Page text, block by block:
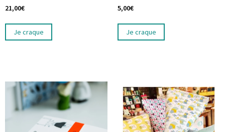
21,00€
Je craque
5,00€
Je craque